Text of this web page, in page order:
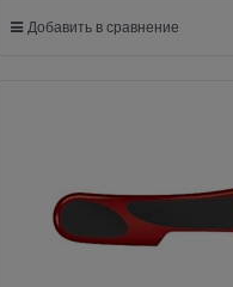
Добавить в сравнение